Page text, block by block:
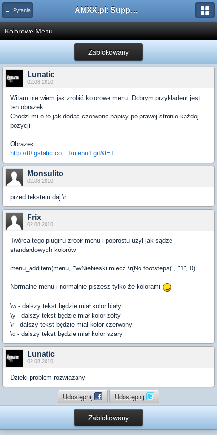
← Pytania AMXX.pl: Support AMX Mod X i SourceMod
Kolorowe Menu
Zablokowany
Lunatic
02.08.2010
Witam nie wiem jak zrobić kolorowe menu. Dobrym przykładem jest
ten obrazek.
Chodzi mi o to jak dodać czerwone napisy po prawej stronie każdej
pozycji.
Obrazek:
http://t0.gstatic.co...1/menu1.gif&t=1
Monsulito
02.08.2010
przed tekstem daj \r
Frix
02.08.2010
Twórca tego pluginu zrobił menu i poprostu uzył jak sądze
standardowych kolorów
menu_additem(menu, "\wNiebieski miecz \r(No footsteps)", "1", 0)
Normalne menu i normalnie piszesz tylko że kolorami
\w - dalszy tekst będzie miał kolor biały
\y - dalszy tekst będzie miał kolor zółty
\r - dalszy tekst będzie miał kolor czerwony
\d - dalszy tekst będzie miał kolor szary
Lunatic
02.08.2010
Dzięki problem rozwiązany
Udostępnij Udostępnij
Zablokowany